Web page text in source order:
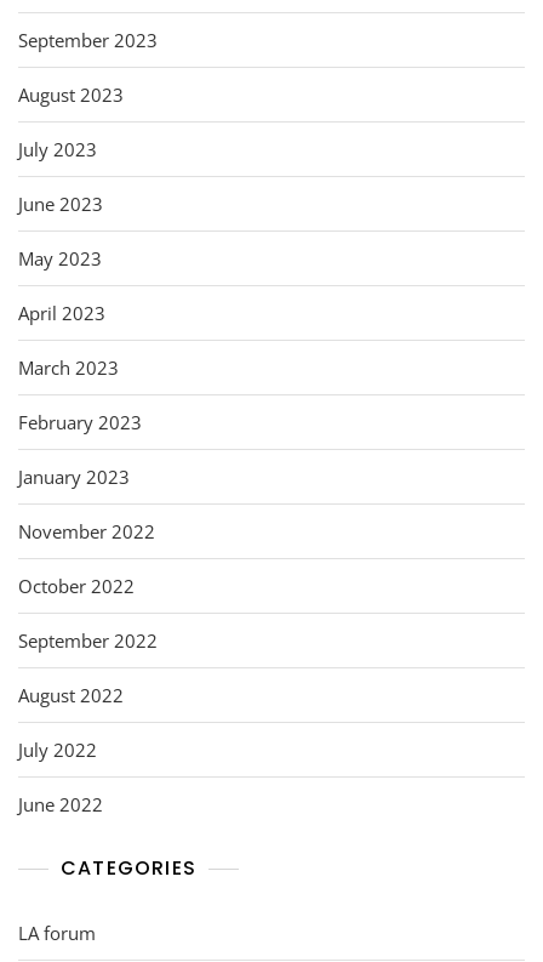
September 2023
August 2023
July 2023
June 2023
May 2023
April 2023
March 2023
February 2023
January 2023
November 2022
October 2022
September 2022
August 2022
July 2022
June 2022
CATEGORIES
LA forum